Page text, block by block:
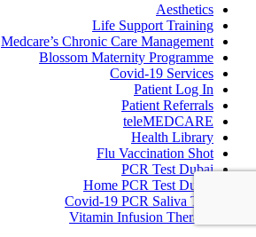
Aesthetics
Life Support Training
Medcare’s Chronic Care Management
Blossom Maternity Programme
Covid-19 Services
Patient Log In
Patient Referrals
teleMEDCARE
Health Library
Flu Vaccination Shot
PCR Test Dubai
Home PCR Test Dubai
Covid-19 PCR Saliva Test
Vitamin Infusion Therapy